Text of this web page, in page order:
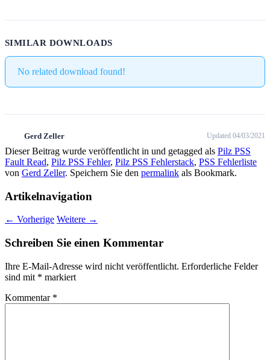
SIMILAR DOWNLOADS
No related download found!
Gerd Zeller Updated 04/03/2021
Dieser Beitrag wurde veröffentlicht in und getagged als Pilz PSS
Fault Read, Pilz PSS Fehler, Pilz PSS Fehlerstack, PSS Fehlerliste
von Gerd Zeller. Speichern Sie den permalink als Bookmark.
Artikelnavigation
← Vorherige Weitere →
Schreiben Sie einen Kommentar
Ihre E-Mail-Adresse wird nicht veröffentlicht. Erforderliche Felder
sind mit * markiert
Kommentar *